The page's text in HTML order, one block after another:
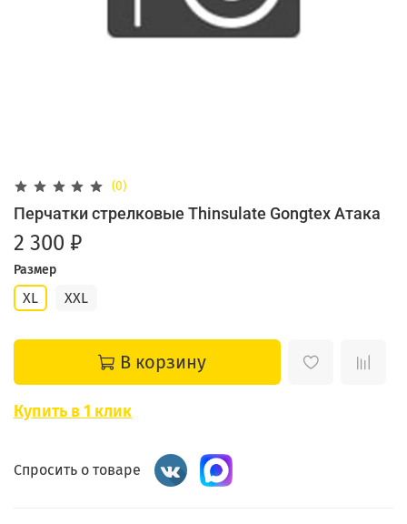
(0)
Перчатки стрелковые Thinsulate Gongtex Атака
2 300 ₽
Размер
XL XXL
В корзину
Купить в 1 клик
Спросить о товаре